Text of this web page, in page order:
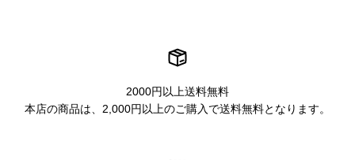
2000円以上送料無料
本店の商品は、2,000円以上のご購入で送料無料となります。